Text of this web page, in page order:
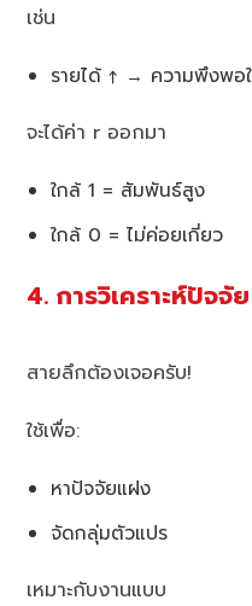
เช่น
รายได้ ↑ → ความพึงพอ
จะได้ค่า r ออกมา
ใกล้ 1 = สัมพันธ์สูง
ใกล้ 0 = ไม่ค่อยเกี่ยว
4. การวิเคราะห์ปัจ
สายลึกต้องเจอครับ!
ใช้เพื่อ:
หาปัจจัยแฝง
จัดกลุ่มตัวแปร
เหมาะกับงานแบบ